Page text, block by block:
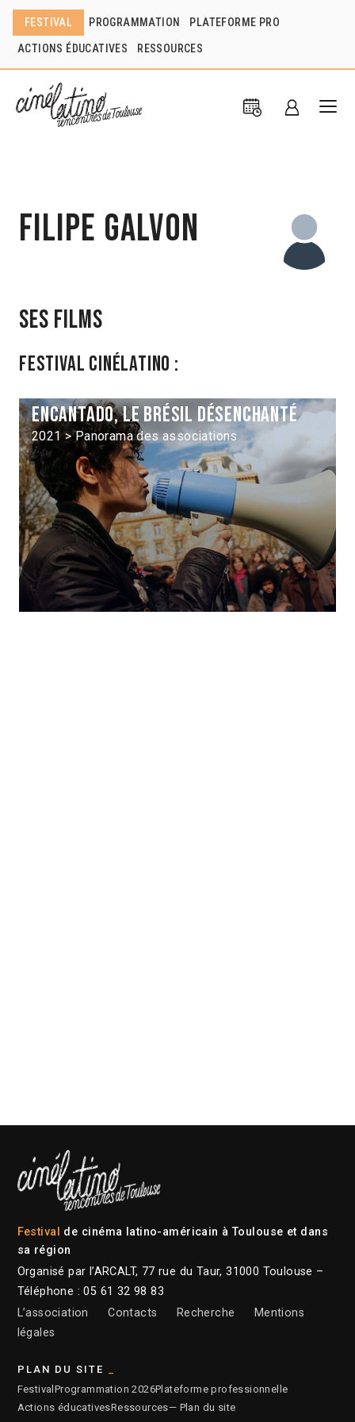
FESTIVAL PROGRAMMATION PLATEFORME PRO
ACTIONS ÉDUCATIVES RESSOURCES
Filipe Galvon
Ses films
Festival Cinélatino :
Encantado, le Brésil désenchanté
2021 > Panorama des associations
Festival de cinéma latino-américain à Toulouse et dans
sa région
Organisé par l’ARCALT, 77 rue du Taur, 31000 Toulouse –
Téléphone : 05 61 32 98 83
L’association
Contacts Recherche
Mentions
légales
PLAN DU SITE
Festival Programmation 2026Plateforme professionnelle
Actions éducativesRessources— Plan du site